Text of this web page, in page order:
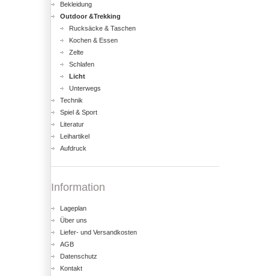
Bekleidung
Outdoor &Trekking
Rucksäcke & Taschen
Kochen & Essen
Zelte
Schlafen
Licht
Unterwegs
Technik
Spiel & Sport
Literatur
Leihartikel
Aufdruck
Information
Lageplan
Über uns
Liefer- und Versandkosten
AGB
Datenschutz
Kontakt